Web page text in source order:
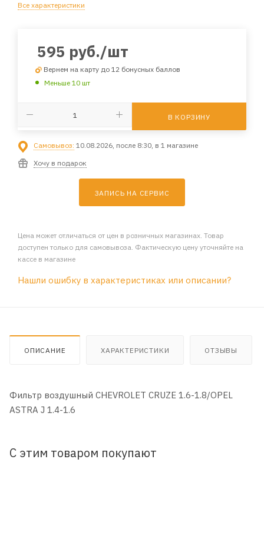
Все характеристики
595 руб./шт
Вернем на карту до 12 бонусных баллов
Меньше 10 шт
В КОРЗИНУ
Самовывоз: 10.08.2026, после 8:30, в 1 магазине
Хочу в подарок
ЗАПИСЬ НА СЕРВИС
Цена может отличаться от цен в розничных магазинах. Товар
доступен только для самовывоза. Фактическую цену уточняйте на
кассе в магазине
Нашли ошибку в характеристиках или описании?
ОПИСАНИЕ ХАРАКТЕРИСТИКИ ОТЗЫВЫ
Фильтр воздушный CHEVROLET CRUZE 1.6-1.8/OPEL
ASTRA J 1.4-1.6
С этим товаром покупают